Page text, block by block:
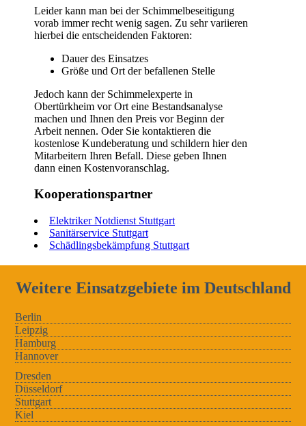
Leider kann man bei der Schimmelbeseitigung
vorab immer recht wenig sagen. Zu sehr variieren
hierbei die entscheidenden Faktoren:
Dauer des Einsatzes
Größe und Ort der befallenen Stelle
Jedoch kann der Schimmelexperte in
Obertürkheim vor Ort eine Bestandsanalyse
machen und Ihnen den Preis vor Beginn der
Arbeit nennen. Oder Sie kontaktieren die
kostenlose Kundeberatung und schildern hier den
Mitarbeitern Ihren Befall. Diese geben Ihnen
dann einen Kostenvoranschlag.
Kooperationspartner
Elektriker Notdienst Stuttgart
Sanitärservice Stuttgart
Schädlingsbekämpfung Stuttgart
Weitere Einsatzgebiete im Deutschland
Berlin
Leipzig
Hamburg
Hannover
Dresden
Düsseldorf
Stuttgart
Kiel